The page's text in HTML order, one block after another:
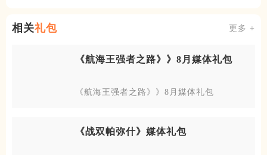
相关礼包 更多 +
《航海王强者之路》》8月媒体礼包
《航海王强者之路》》8月媒体礼包
《战双帕弥什》媒体礼包